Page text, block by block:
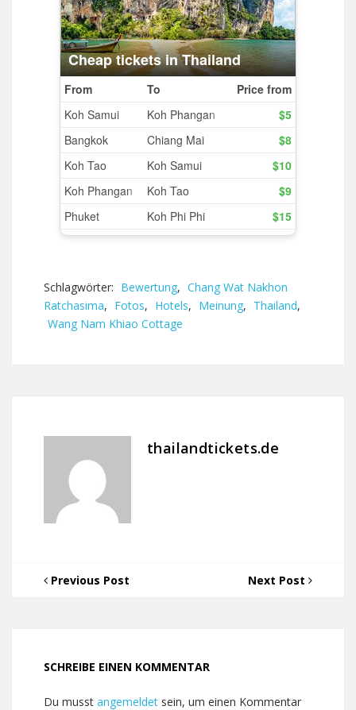
Schlagwörter: Bewertung, Chang Wat Nakhon
Ratchasima, Fotos, Hotels, Meinung, Thailand,
Wang Nam Khiao Cottage
thailandtickets.de
Previous Post Next Post
SCHREIBE EINEN KOMMENTAR
Du musst angemeldet sein, um einen Kommentar